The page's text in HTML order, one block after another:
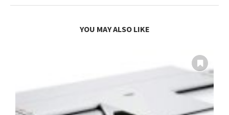
YOU MAY ALSO LIKE